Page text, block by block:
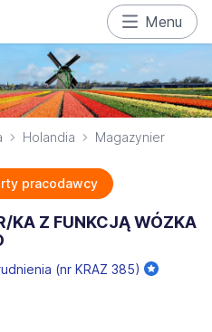
Menu
Holandia Magazynier
pracodawcy
KA Z FUNKCJĄ WÓZKA
(nr KRAZ 385)